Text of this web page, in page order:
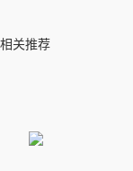
相关推荐